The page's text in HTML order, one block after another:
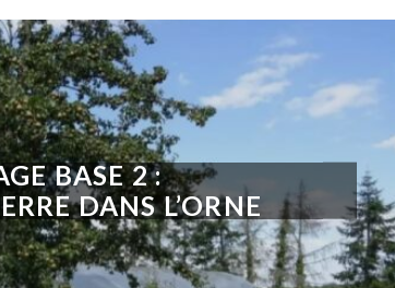
BASE 2 :
DANS L’ORNE